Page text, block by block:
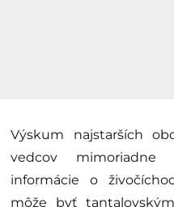
Výskum najstarších
vedcov mimoriadne
informácie o
môže byť